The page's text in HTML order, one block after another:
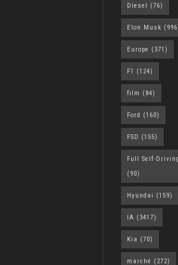
Diesel (76)
Elon Musk
Europe (371)
F1 (124)
film (84)
Ford (160)
FSD (155)
Full Self-
(90)
Hyundai (159)
IA (3417)
Kia (70)
marché (272)